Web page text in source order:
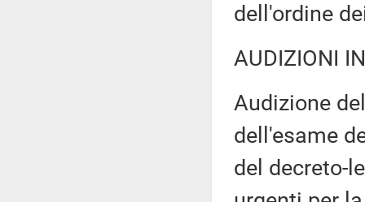
dell'ordine
AUDIZIONI
Audizione
dell'esame
del decreto-